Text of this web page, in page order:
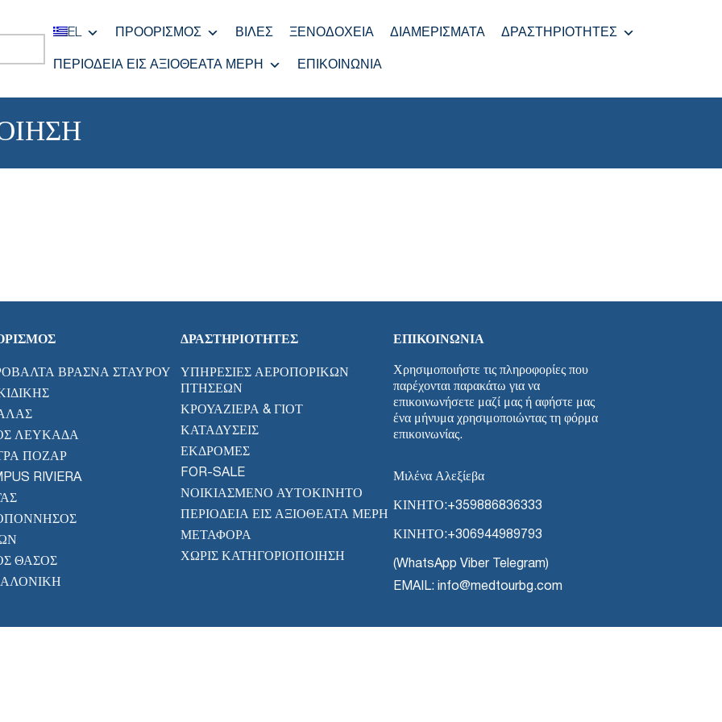
EL ΠΡΟΟΡΙΣΜΌΣ ΒΊΛΕΣ ΞΕΝΟΔΟΧΕΊΑ ΔΙΑΜΕΡΊΣΜΑΤΑ ΔΡΑΣΤΗΡΙΌΤΗΤΕΣ
ΠΕΡΙΟΔΕΊΑ ΕΙΣ ΑΞΙΟΘΈΑΤΑ ΜΈΡΗ ΕΠΙΚΟΙΝΩΝΊΑ
ΒΡΑΣΝΆ ΣΤΑΥΡΟΎ
ΛΕΥΚΆΔΑ
ΠΌΖΑΡ
RIVIERA
ΘΆΣΟΣ
ΔΡΑΣΤΗΡΙΌΤΗΤΕΣ
ΥΠΗΡΕΣΊΕΣ ΑΕΡΟΠΟΡΙΚΏΝ
ΠΤΉΣΕΩΝ
ΚΡΟΥΑΖΙΈΡΑ & ΓΙΟΤ
ΚΑΤΑΔΎΣΕΙΣ
ΕΚΔΡΟΜΈΣ
FOR-SALE
ΝΟΙΚΙΑΣΜΈΝΟ ΑΥΤΟΚΊΝΗΤΟ
ΠΕΡΙΟΔΕΊΑ ΕΙΣ ΑΞΙΟΘΈΑΤΑ ΜΈΡΗ
ΜΕΤΑΦΟΡΑ
ΧΩΡΊΣ ΚΑΤΗΓΟΡΙΟΠΟΊΗΣΗ
ΕΠΙΚΟΙΝΩΝΊΑ
Χρησιμοποιήστε τις πληροφορίες που
παρέχονται παρακάτω για να
επικοινωνήσετε μαζί μας ή αφήστε μας
ένα μήνυμα χρησιμοποιώντας τη φόρμα
επικοινωνίας.
Μιλένα Αλεξίεβα
ΚΙΝΗΤΟ:+359886836333
ΚΙΝΗΤΟ:+306944989793
(WhatsApp Viber Telegram)
EMAIL: info@medtourbg.com